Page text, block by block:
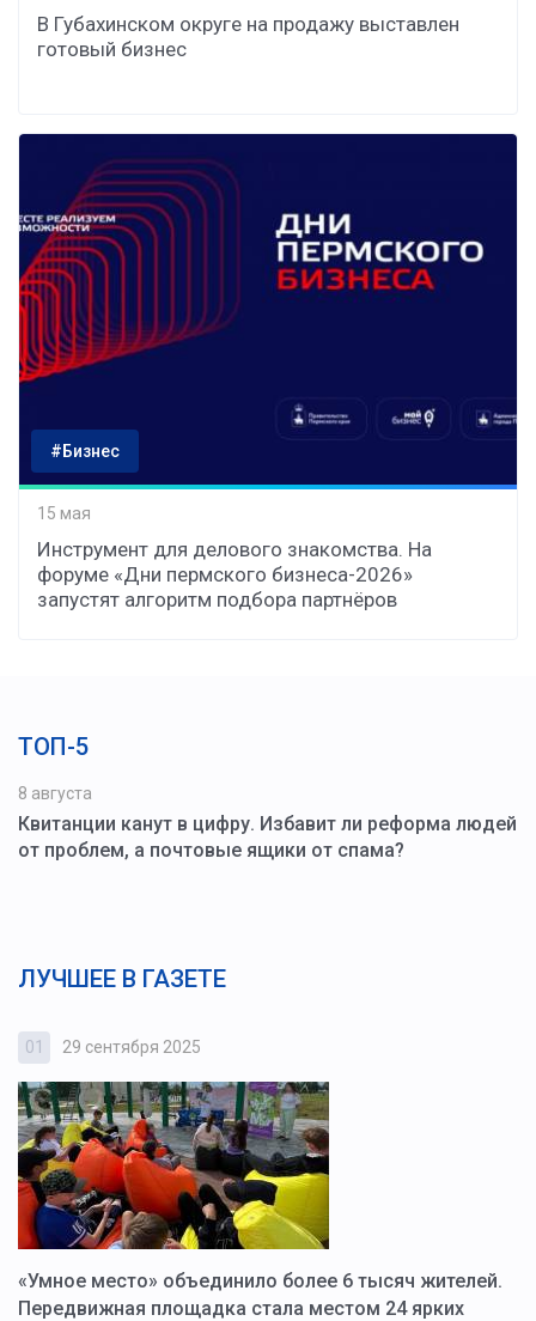
В Губахинском округе на продажу выставлен
готовый бизнес
#Бизнес
15 мая
Инструмент для делового знакомства. На
форуме «Дни пермского бизнеса-2026»
запустят алгоритм подбора партнёров
ТОП-5
8 августа
Квитанции канут в цифру. Избавит ли реформа людей
от проблем, а почтовые ящики от спама?
ЛУЧШЕЕ В ГАЗЕТЕ
01 29 сентября 2025
«Умное место» объединило более 6 тысяч жителей.
Передвижная площадка стала местом 24 ярких